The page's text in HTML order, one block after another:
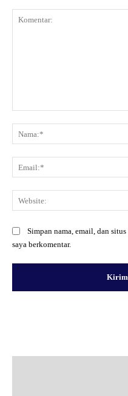
Simpan nama, email, dan
saya berkomentar.